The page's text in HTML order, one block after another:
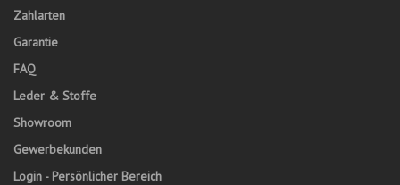
Zahlarten
Garantie
FAQ
Leder & Stoffe
Showroom
Gewerbekunden
Login - Persönlicher Bereich